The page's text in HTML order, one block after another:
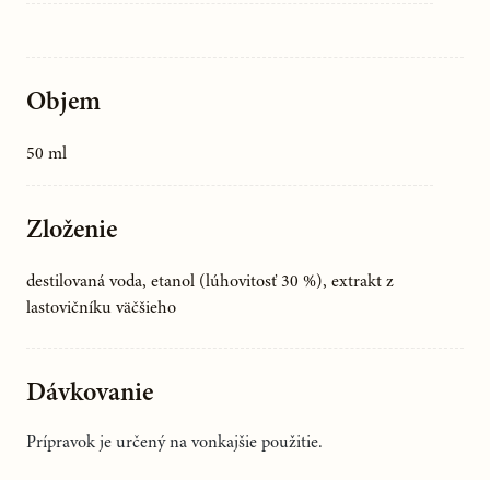
Objem
50 ml
Zloženie
destilovaná voda, etanol (lúhovitosť 30 %), extrakt z
lastovičníku väčšieho
Dávkovanie
Prípravok je určený na vonkajšie použitie.